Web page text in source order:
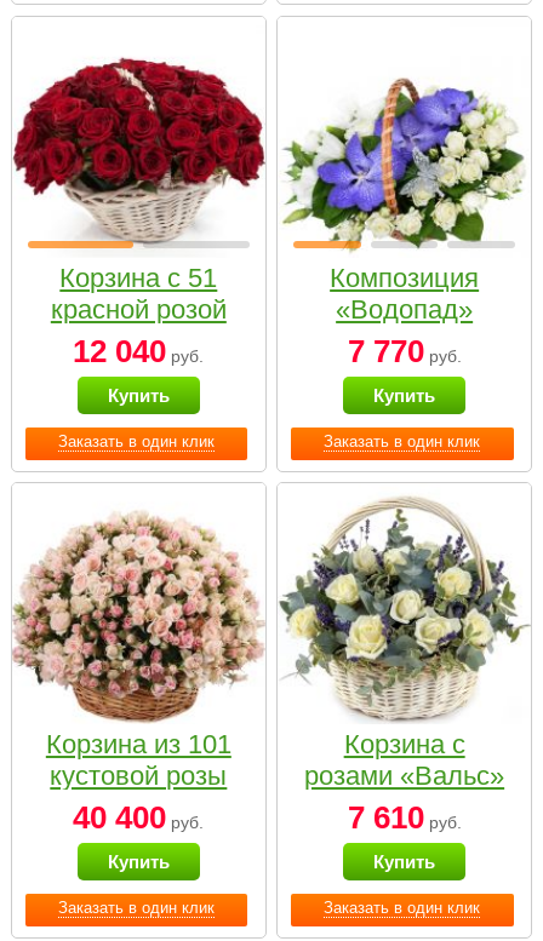
Заказать в один клик
Корзина с 51
красной розой
12 040 руб.
Купить
Заказать в один клик
Композиция
«Водопад»
7 770руб.
Купить
Заказать в один клик
Корзина из 101
кустовой розы
нежных тонов
40 400 руб.
Купить
Заказать в один клик
Корзина с
розами «Вальс»
7 610руб.
Купить